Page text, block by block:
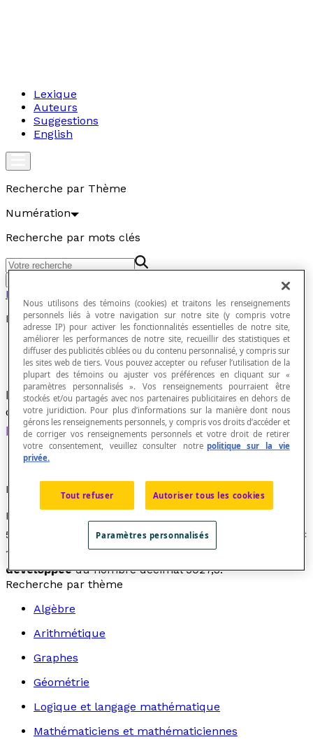
Lexique
Auteurs
Suggestions
English
Recherche par Thème
Numération
Recherche par mots clés
Numération
Développement décimal d'un nombre
Dans unsystème de numérationen base dix,
décomposition d'un nombre à l'aide de
puissancesde dix.
Exemple
Le développement décimal du nombre 5027,3 est :
5027,3 = (5 × 10
) + (0 × 10 2) + (2 × 101
) + (3 ×
10
) Ce développement porte aussi le nom d'
développéedu nombre décimal 5027,3.
Recherche par thème
Algèbre
Arithmétique
Graphes
Géométrie
Logique et langage mathématique
Mathématiciens et mathématiciennes
Nous utilisons des témoins (cookies) et traitons les renseignements
personnels liés à votre navigation sur notre site (y compris votre
adresse IP) pour activer les fonctionnalités essentielles de notre site,
améliorer les performances de notre site, recueillir des statistiques et
diffuser des publicités ciblées ou du contenu personnalisé, y compris sur
les sites web de tiers. Vous pouvez accepter ou refuser l’utilisation de la
plupart des témoins ou ajuster vos préférences en cliquant sur «
paramètres personnalisés ». Vos renseignements pourraient être
stockés et/ou partagés avec nos partenaires publicitaires en dehors de
votre juridiction. Pour plus d’informations sur la manière dont nous
gérons les renseignements personnels, y compris vos droits d’accéder et
de corriger vos renseignements personnels et votre droit de retirer
votre consentement, veuillez consulter notre politique sur la vie
privée.
Tout refuser Autoriser tous les cookies
Paramètres personnalisés